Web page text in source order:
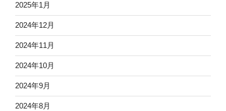
2025年1月
2024年12月
2024年11月
2024年10月
2024年9月
2024年8月